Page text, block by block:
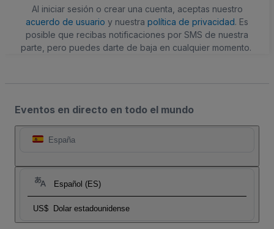
Al iniciar sesión o crear una cuenta, aceptas nuestro
acuerdo de usuario y nuestra política de privacidad. Es
posible que recibas notificaciones por SMS de nuestra
parte, pero puedes darte de baja en cualquier momento.
Eventos en directo en todo el mundo
España
Español (ES)
US$ Dolar estadounidense